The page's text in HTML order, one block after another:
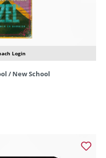
Login
/ New School